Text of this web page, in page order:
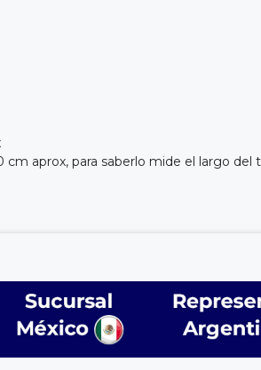
aprox, para saberlo mide el largo